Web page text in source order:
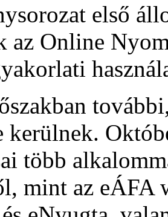
első
az Online
kerülnek.
több
mint az eÁFA